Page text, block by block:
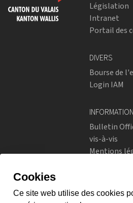
Législation
Intranet
Portail des
DIVERS
Bourse de
Login IAM
Bulletin
vis-à-vis
Mentions